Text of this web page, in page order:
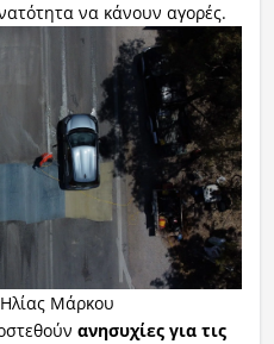
να κάνουν αγορές.
Ηλίας Μάρκου
ανησυχίες για τις